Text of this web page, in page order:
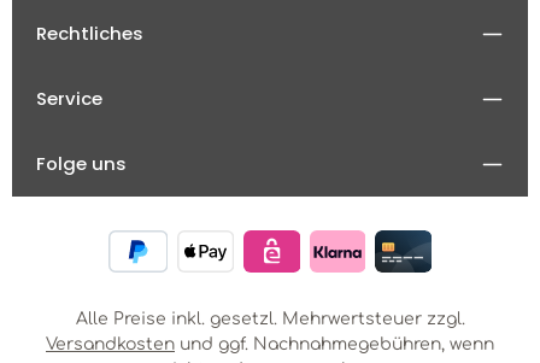
Rechtliches
Service
Folge uns
Alle Preise inkl. gesetzl. Mehrwertsteuer zzgl.
Versandkosten und ggf. Nachnahmegebühren, wenn